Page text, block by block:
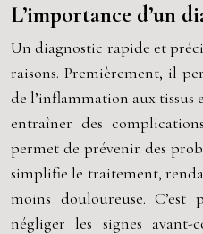
L’importance d’un
Un diagnostic rapide et
raisons. Premièrement, il
de l’inflammation aux
entraîner des
permet de prévenir des
simplifie le traitement,
moins douloureuse.
négliger les signes